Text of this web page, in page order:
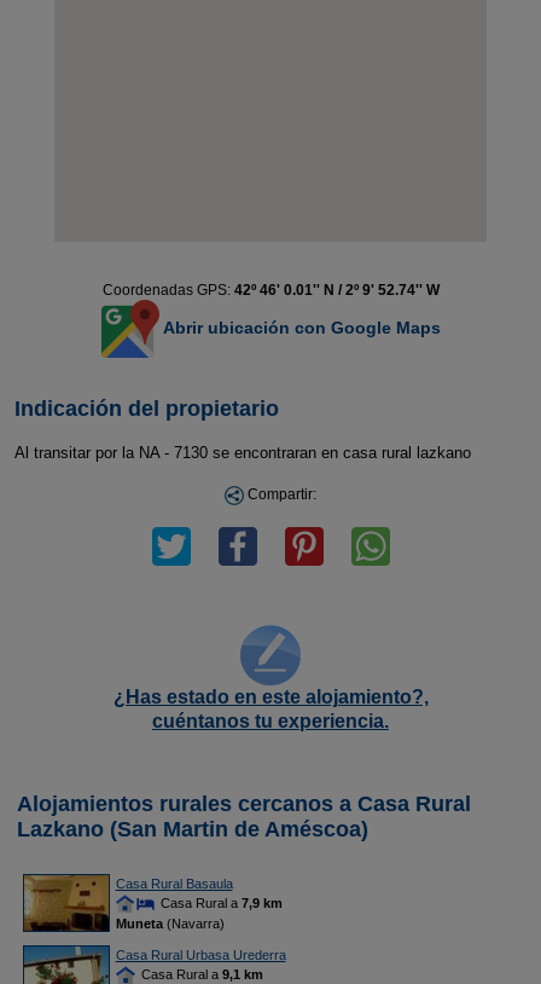
Coordenadas GPS: 42º 46' 0.01'' N / 2º 9' 52.74'' W
Abrir ubicación con Google Maps
Indicación del propietario
Al transitar por la NA - 7130 se encontraran en casa rural lazkano
Compartir:
¿Has estado en este alojamiento?,
cuéntanos tu experiencia.
Alojamientos rurales cercanos a Casa Rural
Lazkano (San Martin de Améscoa)
Casa Rural Basaula
Casa Rural a 7,9 km
Muneta(Navarra)
Casa Rural Urbasa Urederra
Casa Rural a 9,1 km